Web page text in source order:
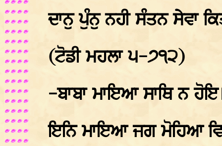
ਦਾਨੁ ਪੁੰਨੁ ਨਹੀ ਸੰਤਨ ਸੇਵਾ
(ਟੋਡੀ ਮਹਲਾ ੫-੭੧੨)
-ਬਾਬਾ ਮਾਇਆ ਸਾਥਿ ਨ
ਇਨਿ ਮਾਇਆ ਜਗ ਮੋਹਿਆ